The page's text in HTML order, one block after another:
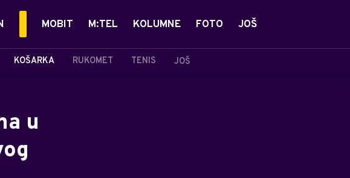
KOŠARKA RUKOMET TENIS JOŠ
MOBIT M:TEL KOLUMNE FOTO JOŠ
u